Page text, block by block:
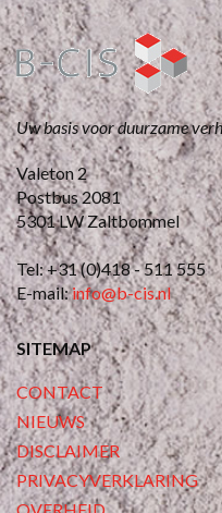
Uw basis voor duurzame
Valeton 2
Postbus 2081
5301 LW Zaltbommel
Tel: +31 (0)418 - 511 555
E-mail:info@b-cis.nl
SITEMAP
CONTACT
NIEUWS
DISCLAIMER
PRIVACYVERKLARING